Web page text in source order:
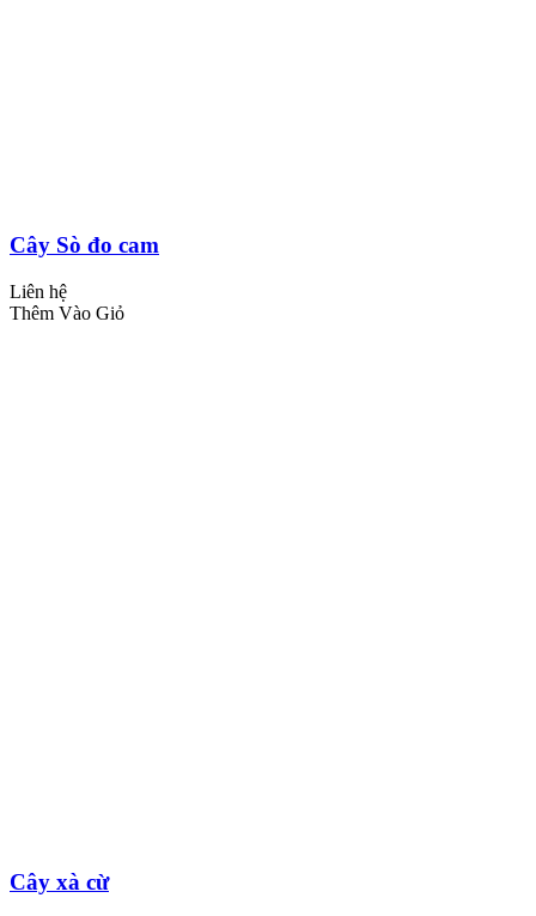
Cây Sò đo cam
Liên hệ
Thêm Vào Giỏ
Cây xà cừ